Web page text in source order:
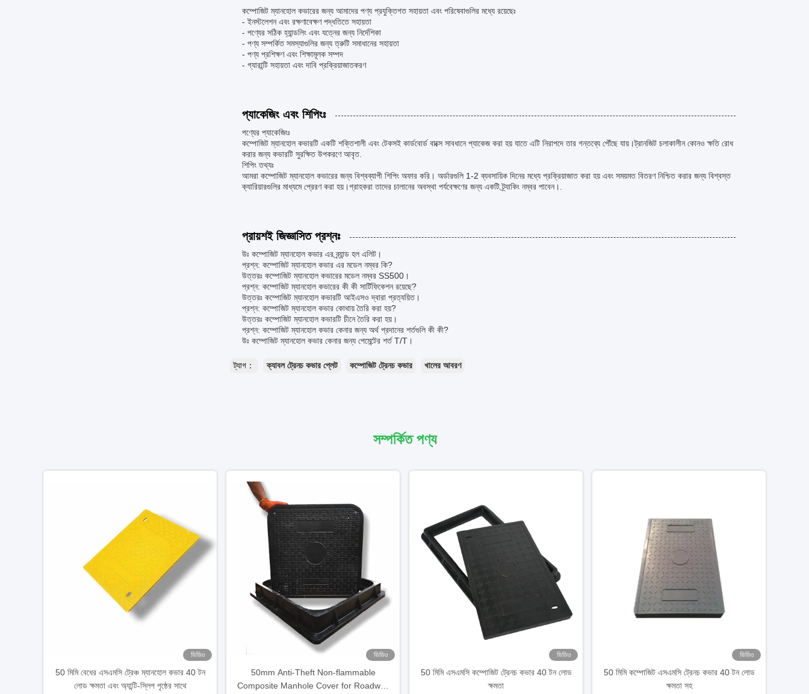
কম্পোজিট ম্যানহোল কভারের জন্য আমাদের পণ্য প্রযুক্তিগত সহায়তা এবং পরিষেবাগুলির মধ্যে রয়েছেঃ
- ইনস্টলেশন এবং রক্ষণাবেক্ষণ পদ্ধতিতে সহায়তা
- পণ্যের সঠিক হ্যান্ডলিং এবং যত্নের জন্য নির্দেশিকা
- পণ্য সম্পর্কিত সমস্যাগুলির জন্য ত্রুটি সমাধানের সহায়তা
- পণ্য প্রশিক্ষণ এবং শিক্ষামূলক সম্পদ
- গ্যারান্টি সহায়তা এবং দাবি প্রক্রিয়াজাতকরণ
প্যাকেজিং এবং শিপিংঃ
পণ্যের প্যাকেজিংঃ
কম্পোজিট ম্যানহোল কভারটি একটি শক্তিশালী এবং টেকসই কার্ডবোর্ড বাক্সে সাবধানে প্যাকেজ করা হয় যাতে এটি নিরাপদে তার গন্তব্যে পৌঁছে যায়।ট্রানজিট চলাকালীন কোনও ক্ষতি রোধ
করার জন্য কভারটি সুরক্ষিত উপকরণে আবৃত.
শিপিং তথ্যঃ
আমরা কম্পোজিট ম্যানহোল কভারের জন্য বিশ্বব্যাপী শিপিং অফার করি। অর্ডারগুলি 1-2 ব্যবসায়িক দিনের মধ্যে প্রক্রিয়াজাত করা হয় এবং সময়মত বিতরণ নিশ্চিত করার জন্য বিশ্বস্ত
ক্যারিয়ারগুলির মাধ্যমে প্রেরণ করা হয়।গ্রাহকরা তাদের চালানের অবস্থা পর্যবেক্ষণের জন্য একটি ট্র্যাকিং নম্বর পাবেন।.
প্রায়শই জিজ্ঞাসিত প্রশ্নঃ
উঃ কম্পোজিট ম্যানহোল কভার এর ব্র্যান্ড হল এলিট।
প্রশ্ন: কম্পোজিট ম্যানহোল কভার এর মডেল নম্বর কি?
উত্তরঃ কম্পোজিট ম্যানহোল কভারের মডেল নম্বর SS500।
প্রশ্ন: কম্পোজিট ম্যানহোল কভারের কী কী সার্টিফিকেশন রয়েছে?
উত্তরঃ কম্পোজিট ম্যানহোল কভারটি আইএসও দ্বারা প্রত্যয়িত।
প্রশ্ন: কম্পোজিট ম্যানহোল কভার কোথায় তৈরি করা হয়?
উত্তরঃ কম্পোজিট ম্যানহোল কভারটি চীনে তৈরি করা হয়।
প্রশ্ন: কম্পোজিট ম্যানহোল কভার কেনার জন্য অর্থ প্রদানের শর্তগুলি কী কী?
উঃ কম্পোজিট ম্যানহোল কভার কেনার জন্য পেমেন্টের শর্ত T/T।
ট্যাগ： ক্যাবল ট্রেনচ কভার প্লেট কম্পোজিট ট্রেনচ কভার খালের আবরণ
সম্পর্কিত পণ্য
ভিডিও
50 মিমি বেধের এসএমসি ট্রেঞ্চ ম্যানহোল কভার 40 টন
লোড ক্ষমতা এবং অ্যান্টি-স্লিপ পৃষ্ঠের সাথে
ভিডিও
50mm Anti-Theft Non-flammable
Composite Manhole Cover for Roadway
ভিডিও
50 মিমি এসএমসি কম্পোজিট ট্রেনচ কভার 40 টন লোড
ক্ষমতা
ভিডিও
50 মিমি কম্পোজিট এসএমসি ট্রেনচ কভার 40 টন লোড
ক্ষমতা সহ